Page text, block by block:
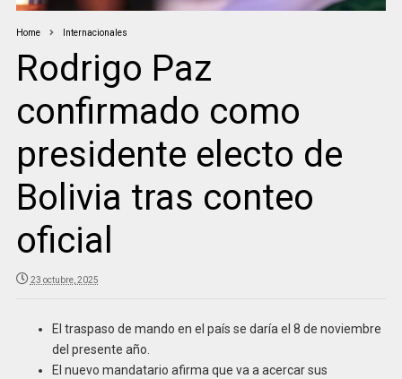
Home Internacionales
Rodrigo Paz
confirmado como
presidente electo de
Bolivia tras conteo
oficial
23 octubre, 2025
El traspaso de mando en el país se daría el 8 de noviembre
del presente año.
El nuevo mandatario afirma que va a acercar sus